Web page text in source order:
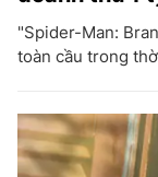
"Spider-Man:
toàn cầu trong